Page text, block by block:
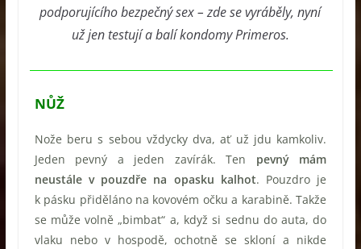
podporujícího bezpečný sex – zde se vyráběly, nyní
už jen testují a balí kondomy Primeros.
NŮŽ
Nože beru s sebou vždycky dva, ať už jdu kamkoliv.
Jeden pevný a jeden zavírák. Ten pevný mám
neustále v pouzdře na opasku kalhot. Pouzdro je
k pásku přiděláno na kovovém očku a karabině. Takže
se může volně „bimbat“ a, když si sednu do auta, do
vlaku nebo v hospodě, ochotně se skloní a nikde